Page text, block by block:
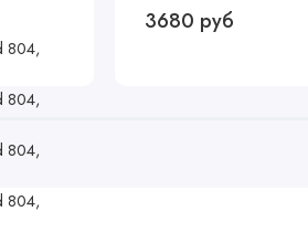
3680 руб